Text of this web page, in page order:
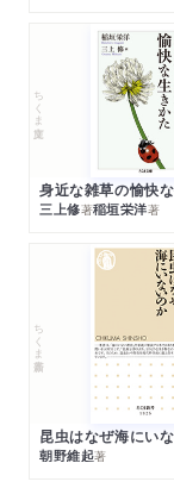
ちくま文庫
身近な雑草の愉快
三上修著稲垣栄洋著
ちくま新書
昆虫はなぜ海にい
朝野維起著